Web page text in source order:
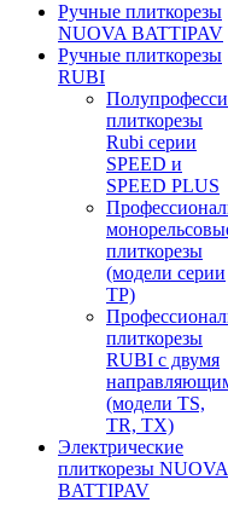
Ручные плиткорезы
NUOVA BATTIPAV
Ручные плиткорезы
RUBI
плиткорезы
Rubi серии
SPEED и
SPEED PLUS
плиткорезы
(модели серии
TP)
плиткорезы
RUBI с двумя
(модели TS,
TR, TX)
Электрические
плиткорезы NUOVA
BATTIPAV